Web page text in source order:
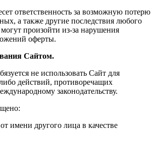
ответственность за возможную потерю
а также другие последствия любого
произойти из-за нарушения
оферты.
Сайтом.
не использовать Сайт для
действий, противоречащих
законодательству.
имени другого лица в качестве